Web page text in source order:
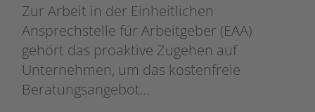
Zur Arbeit in der Einheitlichen
Ansprechstelle für Arbeitgeber (EAA)
gehört das proaktive Zugehen auf
Unternehmen, um das kostenfreie
Beratungsangebot…